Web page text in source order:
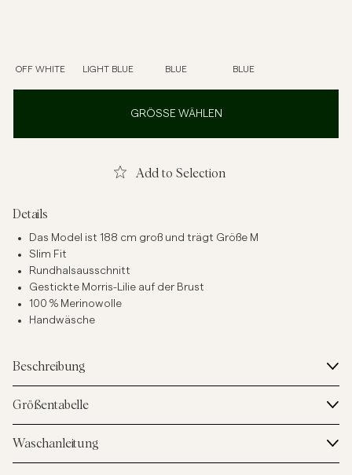
T-Shirts
Unterwäsche
OFF WHITE LIGHT BLUE BLUE BLUE
GRÖSSE WÄHLEN
Add to Selection
Details
Das Model ist 188 cm groß und trägt Größe M
Slim Fit
Rundhalsausschnitt
Gestickte Morris-Lilie auf der Brust
100 % Merinowolle
Handwäsche
Beschreibung
Größentabelle
Waschanleitung